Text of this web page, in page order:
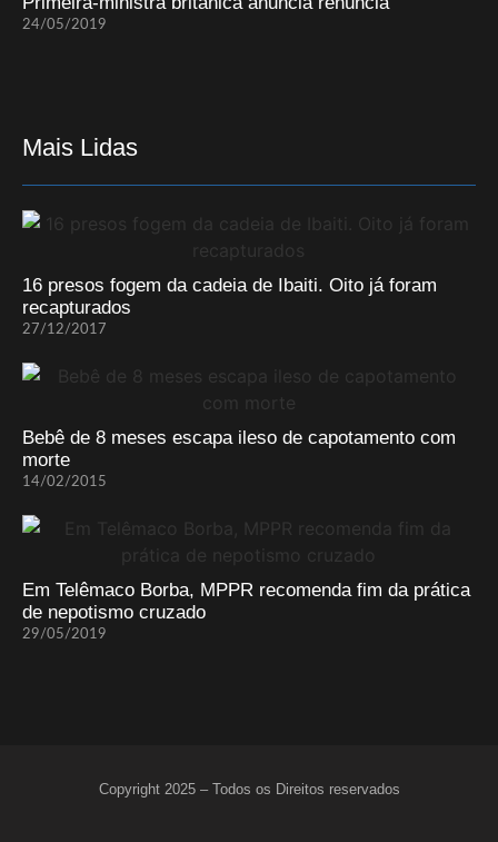
24/05/2019
Mais Lidas
16 presos fogem da cadeia de Ibaiti. Oito já foram
recapturados
27/12/2017
Bebê de 8 meses escapa ileso de capotamento com
morte
14/02/2015
Em Telêmaco Borba, MPPR recomenda fim da prática
de nepotismo cruzado
29/05/2019
Copyright 2025 – Todos os Direitos reservados